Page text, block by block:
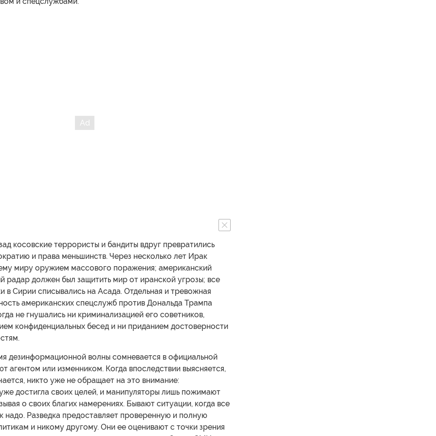
косовские террористы и бандиты вдруг превратились
и права меньшинств. Через несколько лет Ирак
миру оружием массового поражения; американский
радар должен был защитить мир от иранской угрозы; все
в Сирии списывались на Асада. Отдельная и тревожная
американских спецслужб против Дональда Трампа
не гнушались ни криминализацией его советников,
конфиденциальных бесед и ни приданием достоверности
дезинформационной волны сомневается в официальной
агентом или изменником. Когда впоследствии выясняется,
никто уже не обращает на это внимание:
достигла своих целей, и манипуляторы лишь пожимают
о своих благих намерениях. Бывают ситуации, когда все
надо. Разведка предоставляет проверенную и полную
и никому другому. Они ее оценивают с точки зрения